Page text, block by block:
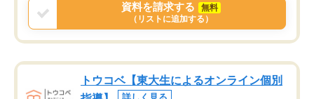
資料を請求する
無料
（リストに追加する）
トウコベ【東大生によるオンライン個別